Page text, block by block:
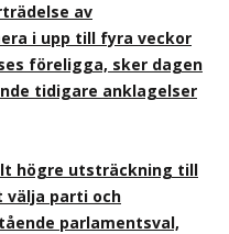
av
i upp till fyra veckor
föreligga, sker dagen
tidigare anklagelser
högre utsträckning till
parti och
parlamentsval,